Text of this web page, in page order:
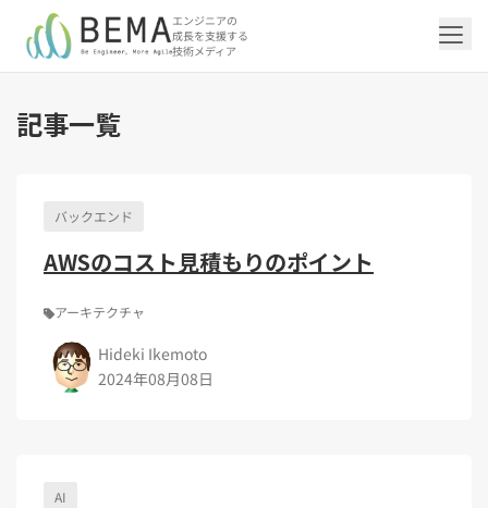
エンジニアの
成長を支援する
技術メディア
「アジャイル開発/スクラム」の記事一覧を
「アジャイル開発/スクラム」のタグ一覧
スクラムマスター（19）
レトロスペクティブ（6）
「DevOps/クラウド」の記事一覧を見る
AWS（20）
CI/CD（9）
Terraform（6）
インフラストラクチャ（5）
サーバーレス（3）
CodeCommit（2）
Ansible（2）
Google Cloud（1）
「AI」の記事一覧を見る
生成AI（13）
AIエージェント（4）
NotebookLM（3）
OpenAI（1）
「バックエンド」の記事一覧を見る
Oracle APEX（5）
Python（4）
API（2）
Ruby（2）
Cloud SQL（1）
「Flutter/モバイル」の記事一覧を見る
Flutter（38）
Dart（6）
Swift（2）
アプリ開発（1）
「Jamstack/フロントエンド」の記事一覧
「Jamstack/フロントエンド」のタグ一覧
Jamstack（10）
microCMS（7）
JavaScript（4）
Puppeteer（1）
「others」の記事一覧を見る
エンジニア組織（48）
イベント（42）
アドベントカレンダー2024（25）
スキルアップ（24）
若手エンジニア（12）
トラブルシューティング（12）
記事一覧
バックエンド
AWSのコスト見積もりのポイント
アーキテクチャ
Hideki Ikemoto
2024年08月08日
AI